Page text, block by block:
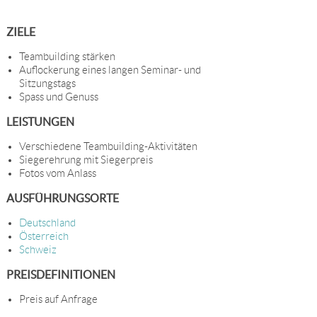
ZIELE
Teambuilding stärken
Auflockerung eines langen Seminar- und
Sitzungstags
Spass und Genuss
LEISTUNGEN
Verschiedene Teambuilding-Aktivitäten
Siegerehrung mit Siegerpreis
Fotos vom Anlass
AUSFÜHRUNGSORTE
Deutschland
Österreich
Schweiz
PREISDEFINITIONEN
Preis auf Anfrage